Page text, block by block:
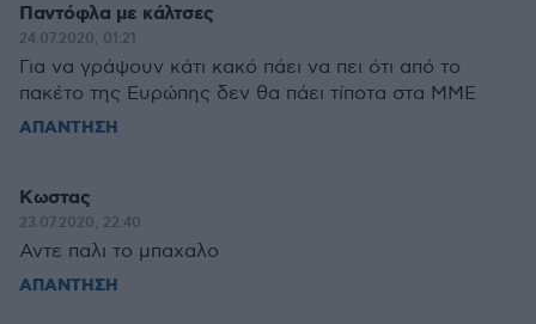
Παντόφλα με κάλτσες
24.07.2020, 01:21
Για να γράψουν κάτι κακό πάει να πει ότι από το
πακέτο της Ευρώπης δεν θα πάει τίποτα στα ΜΜΕ
ΑΠΑΝΤΗΣΗ
Κωστας
23.07.2020, 22:40
Αντε παλι το μπαχαλο
ΑΠΑΝΤΗΣΗ